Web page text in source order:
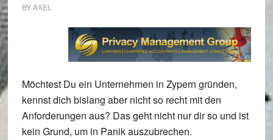
BYAXEL
Möchtest Du ein Unternehmen in Zypern gründen,
kennst dich bislang aber nicht so recht mit den
Anforderungen aus? Das geht nicht nur dir so und ist
kein Grund, um in Panik auszubrechen.